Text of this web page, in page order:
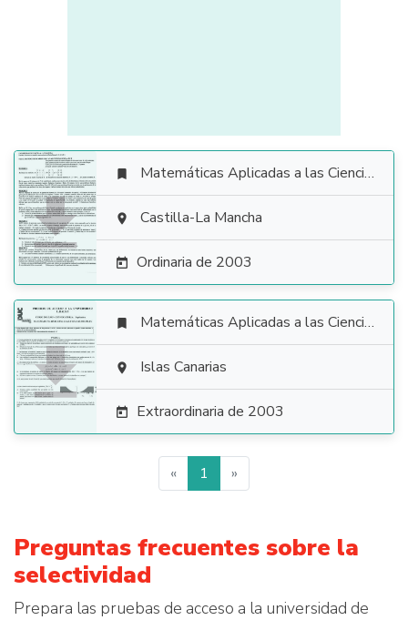

 Matemáticas Aplicadas a las Ciencias Sociales
 Castilla-La Mancha
 Ordinaria de 2003

 Matemáticas Aplicadas a las Ciencias Sociales
 Islas Canarias
 Extraordinaria de 2003
« 1 »
Preguntas frecuentes sobre la
selectividad
Prepara las pruebas de acceso a la universidad de